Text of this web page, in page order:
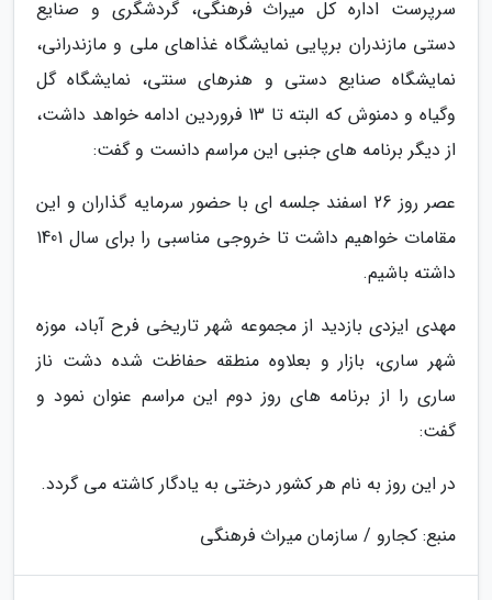
سرپرست اداره کل میراث فرهنگی، گردشگری و صنایع
دستی مازندران برپایی نمایشگاه غذاهای ملی و مازندرانی،
نمایشگاه صنایع دستی و هنرهای سنتی، نمایشگاه گل
وگیاه و دمنوش که البته تا 13 فروردین ادامه خواهد داشت،
از دیگر برنامه های جنبی این مراسم دانست و گفت:
عصر روز 26 اسفند جلسه ای با حضور سرمایه گذاران و این
مقامات خواهیم داشت تا خروجی مناسبی را برای سال 1401
داشته باشیم.
مهدی ایزدی بازدید از مجموعه شهر تاریخی فرح آباد، موزه
شهر ساری، بازار و بعلاوه منطقه حفاظت شده دشت ناز
ساری را از برنامه های روز دوم این مراسم عنوان نمود و
گفت:
در این روز به نام هر کشور درختی به یادگار کاشته می گردد.
منبع: کجارو / سازمان میراث فرهنگی